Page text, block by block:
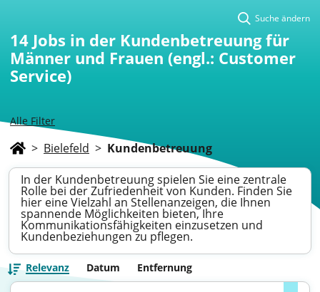
Alle Filter
Suche ändern
14 Jobs in der Kundenbetreuung für
Männer und Frauen (engl.: Customer
Service)
> Bielefeld > Kundenbetreuung
In der Kundenbetreuung spielen Sie eine zentrale
Rolle bei der Zufriedenheit von Kunden. Finden Sie
hier eine Vielzahl an Stellenanzeigen, die Ihnen
spannende Möglichkeiten bieten, Ihre
Kommunikationsfähigkeiten einzusetzen und
Kundenbeziehungen zu pflegen.
Relevanz Datum Entfernung